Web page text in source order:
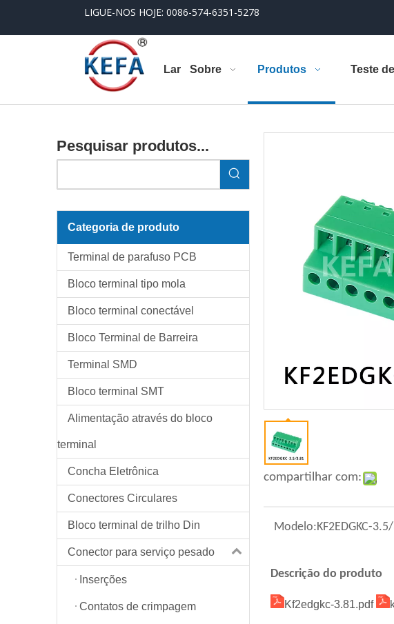
LIGUE-NOS HOJE: 0086-574-6351-5278
Lar Sobre Produtos Teste
Pesquisar produtos...
Categoria de produto
Terminal de parafuso PCB
Bloco terminal tipo mola
Bloco terminal conectável
Bloco Terminal de Barreira
Terminal SMD
Bloco terminal SMT
Alimentação através do bloco
terminal
Concha Eletrônica
Conectores Circulares
Bloco terminal de trilho Din
Conector para serviço pesado
Inserções
Contatos de crimpagem
compartilhar com:
Modelo:KF2EDGKC-
Descrição do produto
Kf2edgkc-3.81.pdf